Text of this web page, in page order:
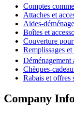
Comptes
Attaches et
Aides-
Boîtes et
Couverture
Remplissages
Déménagement
Chèques-
Rabais et offres
Company Info